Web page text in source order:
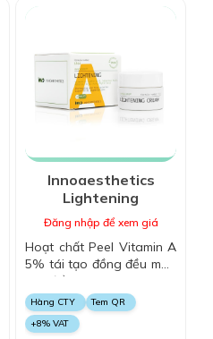
Innoaesthetics
Lightening
Đăng nhập để xem giá
Hoạt chất Peel Vitamin A
5% tái tạo đồng đều màu
da, điều trị mụn bã, thâm
sau mụn
Hàng CTY
Tem QR
+8% VAT